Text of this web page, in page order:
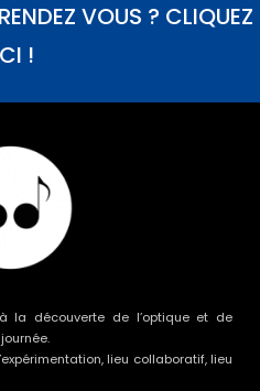
VOUS ? CLIQUEZ
!
la découverte de l’optique et de
lieu collaboratif, lieu